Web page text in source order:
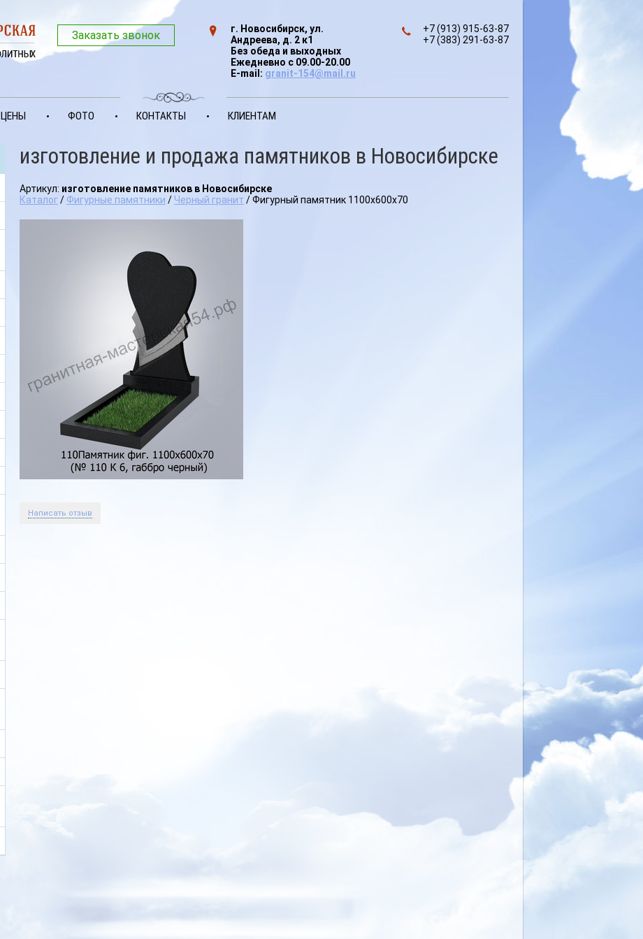
+7 (913) 915-63-87
+7 (383) 291-63-87
г. Новосибирск, ул.
Андреева, д. 2 к1
Без обеда и выходных
Ежедневно с 09.00-20.00
E-mail: granit-154@mail.ru
Заказать звонок
ЦЕНЫ ФОТО КОНТАКТЫ КЛИЕНТАМ
изготовление и продажа памятников в Новосибирске
Артикул: изготовление памятников в Новосибирске
Каталог/ Фигурные памятники / Черный гранит / Фигурный памятник 1100х600х70
Написать отзыв